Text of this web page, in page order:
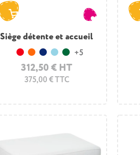
Siège détente et accueil
312,50 € HT
375,00 € TTC
RougeOrange
Bleu foncé
Bleu clair
Vert foncé
+5